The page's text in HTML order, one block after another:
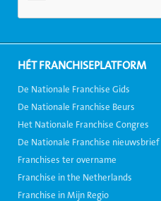
HÉT FRANCHISEPLATFORM
De Nationale Franchise Gids
De Nationale Franchise Beurs
Het Nationale Franchise Congres
De Nationale Franchise nieuwsbrief
Franchises ter overname
Franchise in the Netherlands
Franchise in Mijn Regio